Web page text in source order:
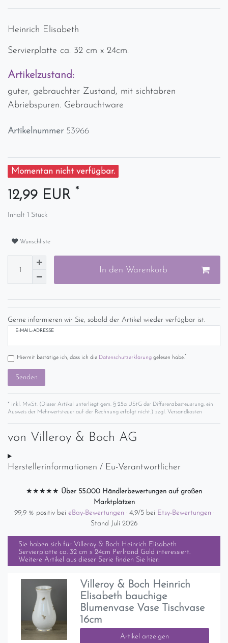
Heinrich Elisabeth
Servierplatte ca. 32 cm x 24cm.
Artikelzustand:
guter, gebrauchter Zustand, mit sichtabren
Abriebspuren. Gebrauchtware
Artikelnummer 53966
Momentan nicht verfügbar.
12,99 EUR *
Inhalt 1 Stück
Wunschliste
In den Warenkorb
Gerne informieren wir Sie, sobald der Artikel wieder verfügbar ist.
E-MAIL-ADRESSE
Hiermit bestätige ich, dass ich die Daten­schutz­erklärunggelesen habe.*
Senden
* inkl. MwSt. (Dieser Artikel unterliegt gem. § 25a UStG der Differenzbesteuerung, ein
Ausweis der Mehrwertsteuer auf der Rechnung erfolgt nicht.) zzgl. Versandkosten
von Villeroy & Boch AG
Herstellerinformationen / Eu-Verantwortlicher
★★★★★ Über 55.000 Händlerbewertungen auf großen
Marktplätzen
99,9 % positiv bei eBay-Bewertungen · 4,9/5 bei Etsy-Bewertungen ·
Stand Juli 2026
Sie haben sich für Villeroy & Boch Heinrich Elisabeth
Servierplatte ca. 32 cm x 24cm Perlrand Gold interessiert.
Weitere Artikel aus dieser Serie finden Sie hier:
Villeroy & Boch Heinrich
Elisabeth bauchige
Blumenvase Vase Tischvase
16cm
Artikel anzeigen